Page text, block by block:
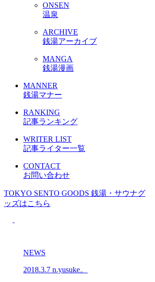
ONSEN
温泉
ARCHIVE
銭湯アーカイブ
MANGA
銭湯漫画
MANNER
銭湯マナー
RANKING
記事ランキング
WRITER LIST
記事ライター一覧
CONTACT
お問い合わせ
TOKYO SENTO GOODS 銭湯・サウナグ
ッズはこちら
NEWS
2018.3.7 n.yusuke。